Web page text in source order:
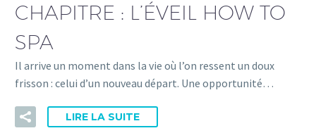
CHAPITRE : L’ÉVEIL HOW TO
SPA
Il arrive un moment dans la vie où l’on ressent un doux
frisson : celui d’un nouveau départ. Une opportunité…
LIRE LA SUITE